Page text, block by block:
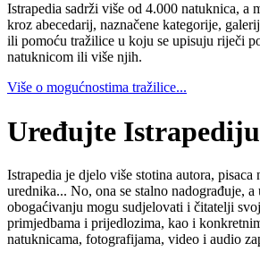
Istrapedia sadrži više od 4.000 natuknica, a
kroz abecedarij, naznačene kategorije,
ili pomoću tražilice u koju se upisuju riječi
natuknicom ili više njih.
Više o mogućnostima tražilice...
Uređujte Istrapediju
Istrapedia je djelo više stotina autora, pisaca
urednika... No, ona se stalno nadograđuje, a
obogaćivanju mogu sudjelovati i čitatelji
primjedbama i prijedlozima, kao i
natuknicama, fotografijama, video i audio